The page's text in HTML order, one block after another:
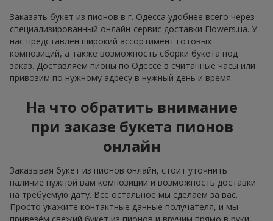
Заказать букет из пионов в г. Одесса удобнее всего через
специализированный онлайн-сервис доставки Flowers.ua. У
нас представлен широкий ассортимент готовых
композиций, а также возможность сборки букета под
заказ. Доставляем пионы по Одессе в считанные часы или
привозим по нужному адресу в нужный день и время.
На что обратить внимание
при заказе букета пионов
онлайн
Заказывая букет из пионов онлайн, стоит уточнить
наличие нужной вам композиции и возможность доставки
на требуемую дату. Всё остальное мы сделаем за вас.
Просто укажите контактные данные получателя, и мы